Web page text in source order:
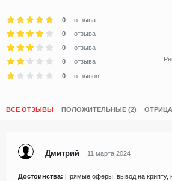
0
отзыва
0
отзыва
0
отзыва
0
отзыва
0
отзывов
ВСЕ ОТЗЫВЫ ПОЛОЖИТЕЛЬНЫЕ (2)
Дмитрий 11 марта 2024
Достоинства: Прямые оферы, вывод на крипту,